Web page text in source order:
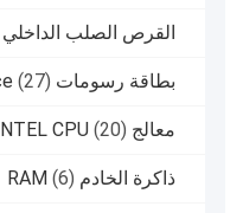
القرص الصلب الداخلي SSD
بطاقة رسومات Geforce (27)
معالج INTEL CPU (20)
ذاكرة الخادم RAM (6)